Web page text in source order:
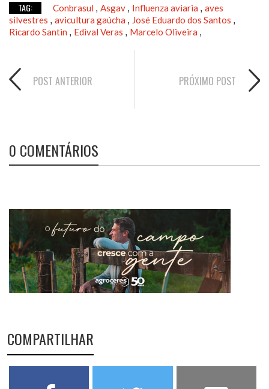
TAG: Conbrasul , Asgav , Influenza aviaria , aves
silvestres , avicultura gaúcha , José Eduardo dos Santos ,
Ricardo Santin , Edival Veras , Marcelo Oliveira ,
POST ANTERIOR PRÓXIMO POST
0 COMENTÁRIOS
COMPARTILHAR